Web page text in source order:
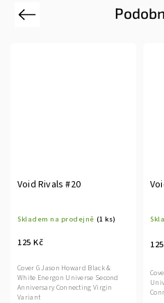
Previous
Void Rivals #20
Skladem na prodejně (1 ks)
125 Kč
Cover G Jason Howard Black &
White Energon Universe Second
Anniversary Connecting Virgin
Variant